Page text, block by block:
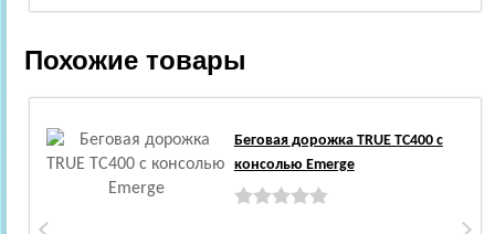
Похожие товары
Беговая дорожка TRUE TC400 c
консолью Emerge